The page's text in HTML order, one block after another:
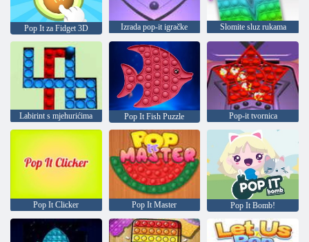
Pop It za Fidget 3D Izrada pop-it igračke Slomite sluz rukama
Labirint s mjehurićima Pop It Fish Puzzle Pop-it tvornica
Pop It Clicker Pop It Master Pop It Bomb!